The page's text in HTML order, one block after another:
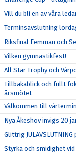
Vill du bli en av våra
Terminsavslutning
Riksfinal Femman och
Vilken gymnastikfest!
All Star Trophy och
Tillbakablick och fullt
årsmötet
Välkommen till
Nya Åkeshov invigs 20
Glittrig
Styrka och smidighet